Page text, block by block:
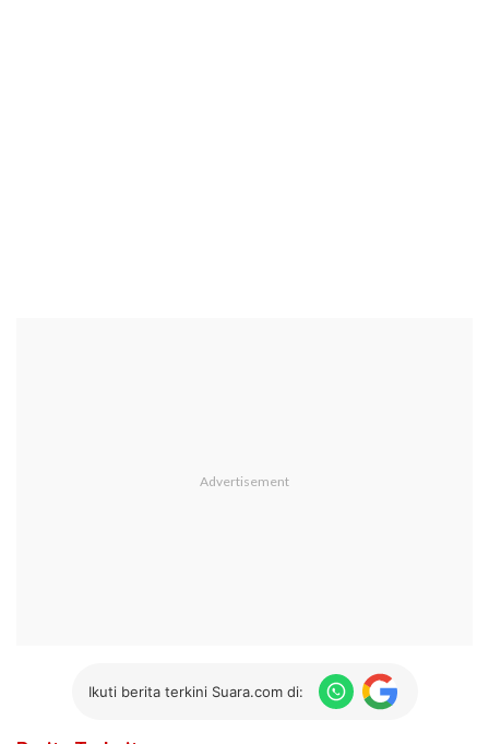
Ikuti berita terkini Suara.com di: